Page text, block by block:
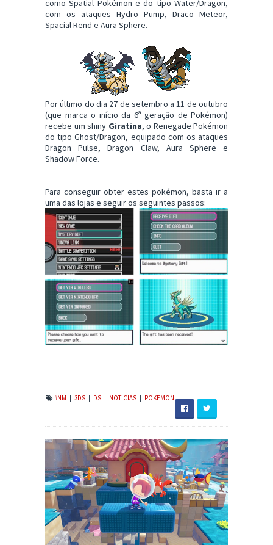
como Spatial Pokémon e do tipo Water/Dragon,
com os ataques Hydro Pump, Draco Meteor,
Spacial Rend e Aura Sphere.
Por último do dia 27 de setembro a 11 de outubro
(que marca o início da 6ª geração de Pokémon)
recebe um shiny Giratina, o Renegade Pokémon
do tipo Ghost/Dragon, equipado com os ataques
Dragon Pulse, Dragon Claw, Aura Sphere e
Shadow Force.
Para conseguir obter estes pokémon, basta ir a
uma das lojas e seguir os seguintes passos:
#NM 3DS DS NOTICIAS POKEMON